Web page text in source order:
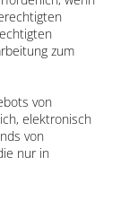
zum
von
elektronisch
von
nur in